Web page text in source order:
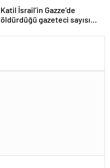
Katil İsrail’in Gazze’de
öldürdüğü gazeteci sayısı